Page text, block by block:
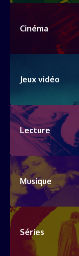
Cinéma
Jeux vidéo
Lecture
Musique
Séries